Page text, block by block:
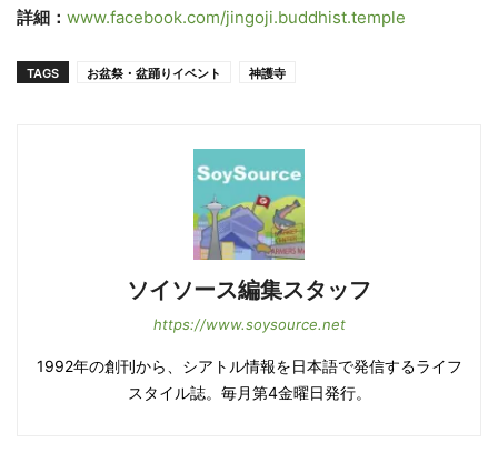
詳細： www.facebook.com/jingoji.buddhist.temple
TAGS お盆祭・盆踊りイベント 神護寺
ソイソース編集スタッフ
https://www.soysource.net
1992年の創刊から、シアトル情報を日本語で発信するライフ
スタイル誌。毎月第4金曜日発行。